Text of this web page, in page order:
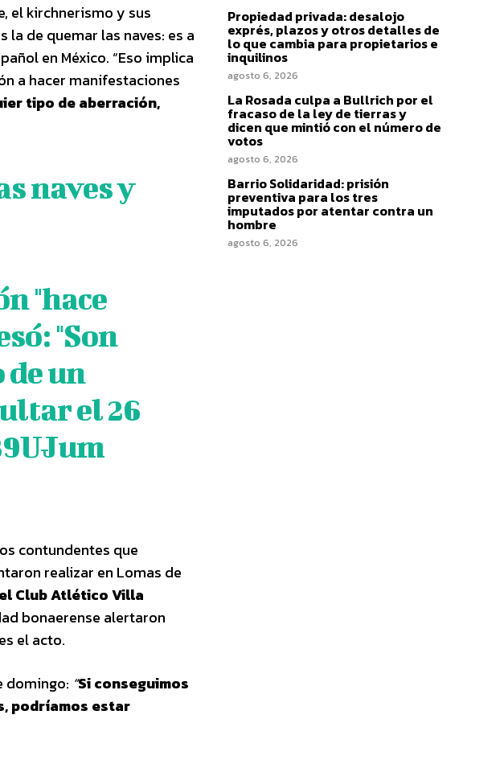
el kirchnerismo y sus
de quemar las naves: es a
en México. “Eso implica
a hacer manifestaciones
tipo de aberración,
naves y
"hace
"Son
un
el 26
contundentes que
realizar en Lomas de
Club Atlético Villa
bonaerense alertaron
el acto.
domingo: “Si conseguimos
podríamos estar
Propiedad privada: desalojo
exprés, plazos y otros detalles de
lo que cambia para propietarios e
inquilinos
agosto 6, 2026
La Rosada culpa a Bullrich por el
fracaso de la ley de tierras y
dicen que mintió con el número de
votos
agosto 6, 2026
Barrio Solidaridad: prisión
preventiva para los tres
imputados por atentar contra un
hombre
agosto 6, 2026